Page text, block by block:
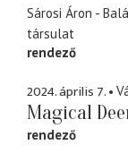
Sárosi Áron -
társulat
rendező
2024. április 7.
Magical
rendező